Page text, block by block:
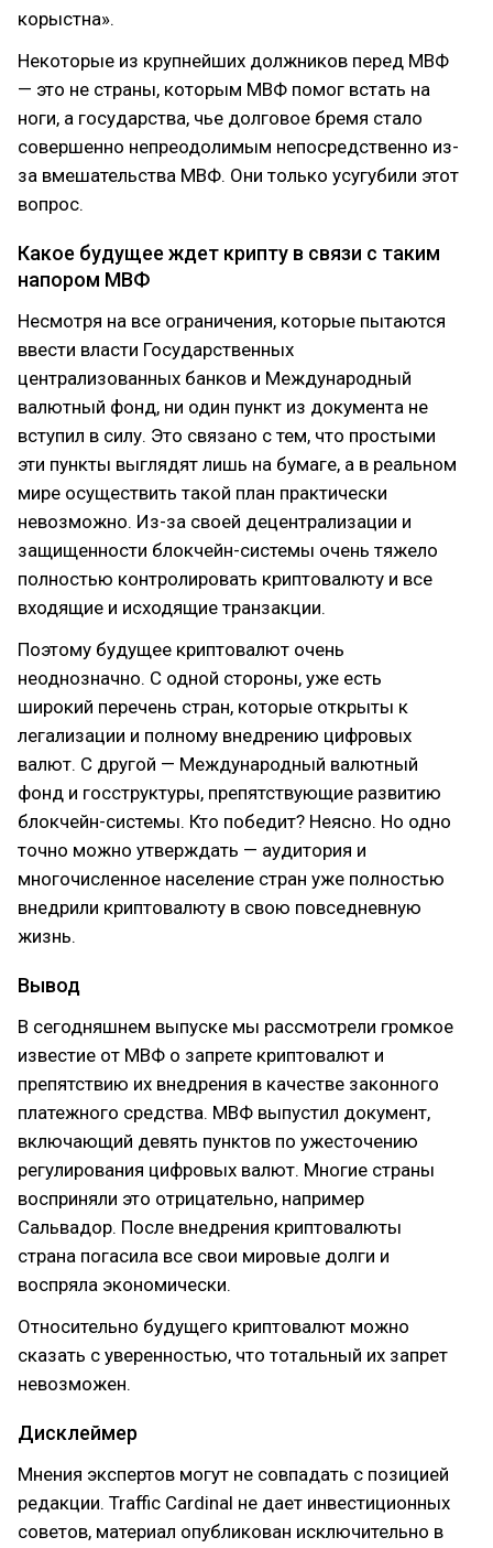
корыстна».
Некоторые из крупнейших должников перед МВФ
— это не страны, которым МВФ помог встать на
ноги, а государства, чье долговое бремя стало
совершенно непреодолимым непосредственно из-
за вмешательства МВФ. Они только усугубили этот
вопрос.
Какое будущее ждет крипту в связи с таким
напором МВФ
Несмотря на все ограничения, которые пытаются
ввести власти Государственных
централизованных банков и Международный
валютный фонд, ни один пункт из документа не
вступил в силу. Это связано с тем, что простыми
эти пункты выглядят лишь на бумаге, а в реальном
мире осуществить такой план практически
невозможно. Из-за своей децентрализации и
защищенности блокчейн-системы очень тяжело
полностью контролировать криптовалюту и все
входящие и исходящие транзакции.
Поэтому будущее криптовалют очень
неоднозначно. С одной стороны, уже есть
широкий перечень стран, которые открыты к
легализации и полному внедрению цифровых
валют. С другой — Международный валютный
фонд и госструктуры, препятствующие развитию
блокчейн-системы. Кто победит? Неясно. Но одно
точно можно утверждать — аудитория и
многочисленное население стран уже полностью
внедрили криптовалюту в свою повседневную
жизнь.
Вывод
В сегодняшнем выпуске мы рассмотрели громкое
известие от МВФ о запрете криптовалют и
препятствию их внедрения в качестве законного
платежного средства. МВФ выпустил документ,
включающий девять пунктов по ужесточению
регулирования цифровых валют. Многие страны
восприняли это отрицательно, например
Сальвадор. После внедрения криптовалюты
страна погасила все свои мировые долги и
воспряла экономически.
Относительно будущего криптовалют можно
сказать с уверенностью, что тотальный их запрет
невозможен.
Дисклеймер
Мнения экспертов могут не совпадать с позицией
редакции. Traffic Cardinal не дает инвестиционных
советов, материал опубликован исключительно в